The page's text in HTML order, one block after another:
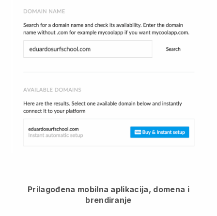
Prilagođena mobilna aplikacija, domena i
brendiranje